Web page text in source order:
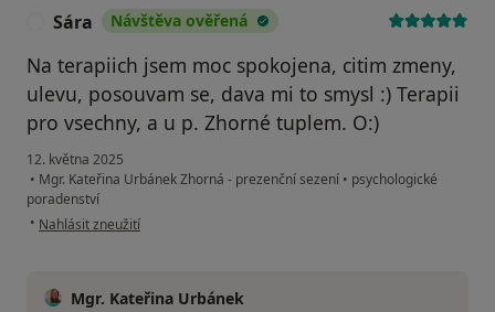
Sára Návštěva ověřená
Na terapiich jsem moc spokojena, citim zmeny,
ulevu, posouvam se, dava mi to smysl :) Terapii
pro vsechny, a u p. Zhorné tuplem. O:)
12. května 2025
• Mgr. Kateřina Urbánek Zhorná - prezenční sezení • psychologické
poradenství
• podle názoru uživatele Sára
Nahlásit zneužití
Mgr. Kateřina Urbánek